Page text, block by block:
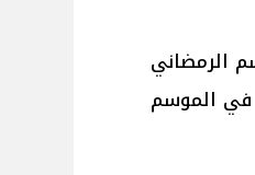
الرمضاني
في الموسم